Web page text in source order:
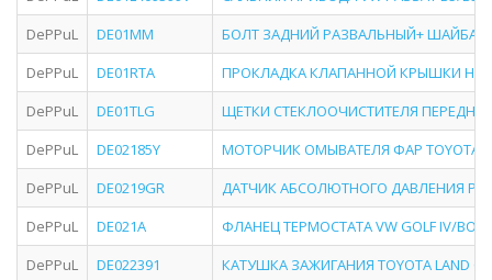
DePPuL
DE01MM
БОЛТ ЗАДНИЙ РАЗВАЛЬНЫЙ+ ШАЙБА
DePPuL
DE01RTA
ПРОКЛАДКА КЛАПАННОЙ КРЫШКИ
DePPuL
DE01TLG
ЩЕТКИ СТЕКЛООЧИСТИТЕЛЯ
DePPuL
DE02185Y
МОТОРЧИК ОМЫВАТЕЛЯ ФАР TOYOTA
DePPuL
DE0219GR
ДАТЧИК АБСОЛЮТНОГО ДАВЛЕНИЯ
DePPuL
DE021A
ФЛАНЕЦ ТЕРМОСТАТА VW GOLF IV/
DePPuL
DE022391 КАТУШКА ЗАЖИГАНИЯ TOYOTA LAND